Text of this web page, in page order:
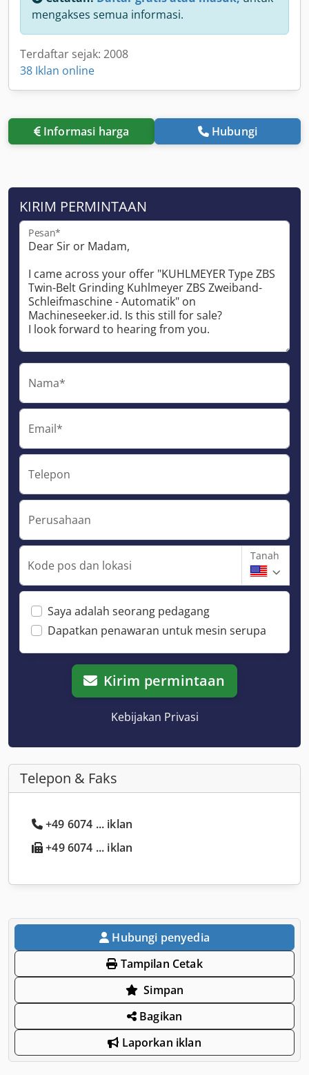
mengakses semua informasi.
Terdaftar sejak: 2008
38 Iklan online
Informasi harga Hubungi
KIRIM PERMINTAAN
Pesan*
Nama*
Email*
Telepon
Perusahaan
Kode pos dan lokasi
Tanah
Saya adalah seorang pedagang
Dapatkan penawaran untuk mesin serupa
Kirim permintaan
Kebijakan Privasi
Telepon & Faks
+49 6074 ... iklan
+49 6074 ... iklan
Hubungi penyedia
Tampilan Cetak
Simpan
Bagikan
Laporkan iklan